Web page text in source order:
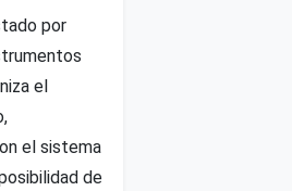
por
el
el sistema
de